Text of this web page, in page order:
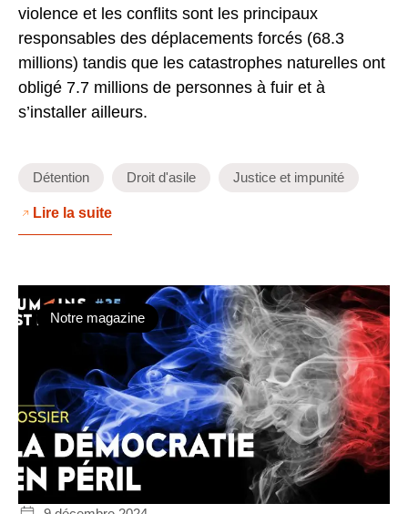
violence et les conflits sont les principaux
responsables des déplacements forcés (68.3
millions) tandis que les catastrophes naturelles ont
obligé 7.7 millions de personnes à fuir et à
s’installer ailleurs.
Détention Droit d'asile Justice et impunité
Lire la suite
Notre magazine